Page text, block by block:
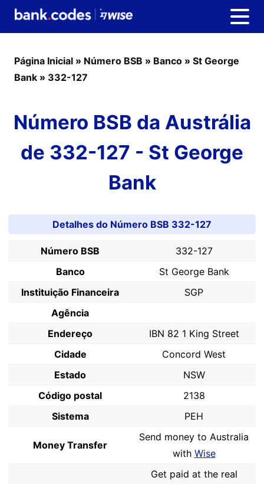
Página Inicial » Número BSB » Banco » St George
Bank » 332-127
Número BSB da Austrália
de 332-127 - St George
Bank
Detalhes do Número BSB 332-127
Número BSB
332-127
Banco
St George Bank
Instituição Financeira
SGP
Agência
Endereço
IBN 82 1 King Street
Cidade
Concord West
Estado
NSW
Código postal
2138
Sistema
PEH
Money Transfer
Send money to Australia
with Wise
Get paid at the real